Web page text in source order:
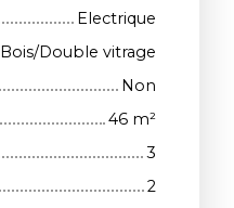
Electrique
Bois/Double vitrage
Non
46 m²
3
2